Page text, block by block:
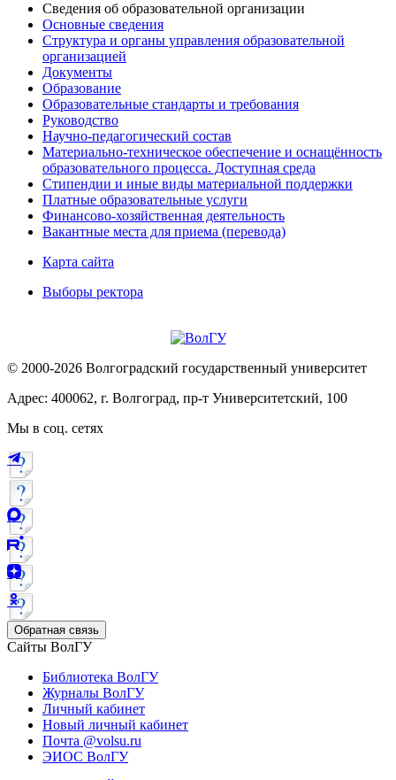
Сведения об образовательной организации
Основные сведения
Структура и органы управления образовательной
организацией
Документы
Образование
Образовательные стандарты и требования
Руководство
Научно-педагогический состав
Материально-техническое обеспечение и оснащённость
образовательного процесса. Доступная среда
Стипендии и иные виды материальной поддержки
Платные образовательные услуги
Финансово-хозяйственная деятельность
Вакантные места для приема (перевода)
Карта сайта
Выборы ректора
© 2000-2026 Волгоградский государственный университет
Адрес: 400062, г. Волгоград, пр-т Университетский, 100
Мы в соц. сетях
Обратная связь
Сайты ВолГУ
Библиотека ВолГУ
Журналы ВолГУ
Личный кабинет
Новый личный кабинет
Почта @volsu.ru
ЭИОС ВолГУ